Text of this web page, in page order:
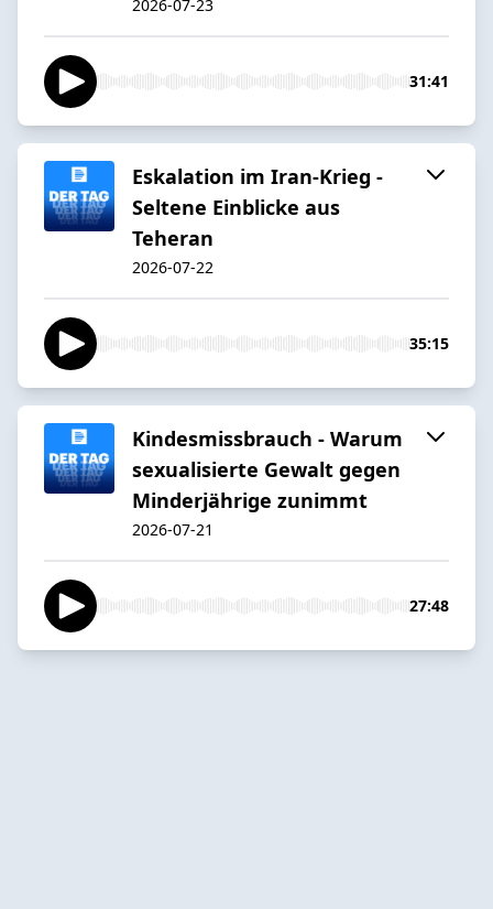
2026-07-23
31:41
Eskalation im Iran-Krieg -
Seltene Einblicke aus
Teheran
2026-07-22
35:15
Kindesmissbrauch - Warum
sexualisierte Gewalt gegen
Minderjährige zunimmt
2026-07-21
27:48